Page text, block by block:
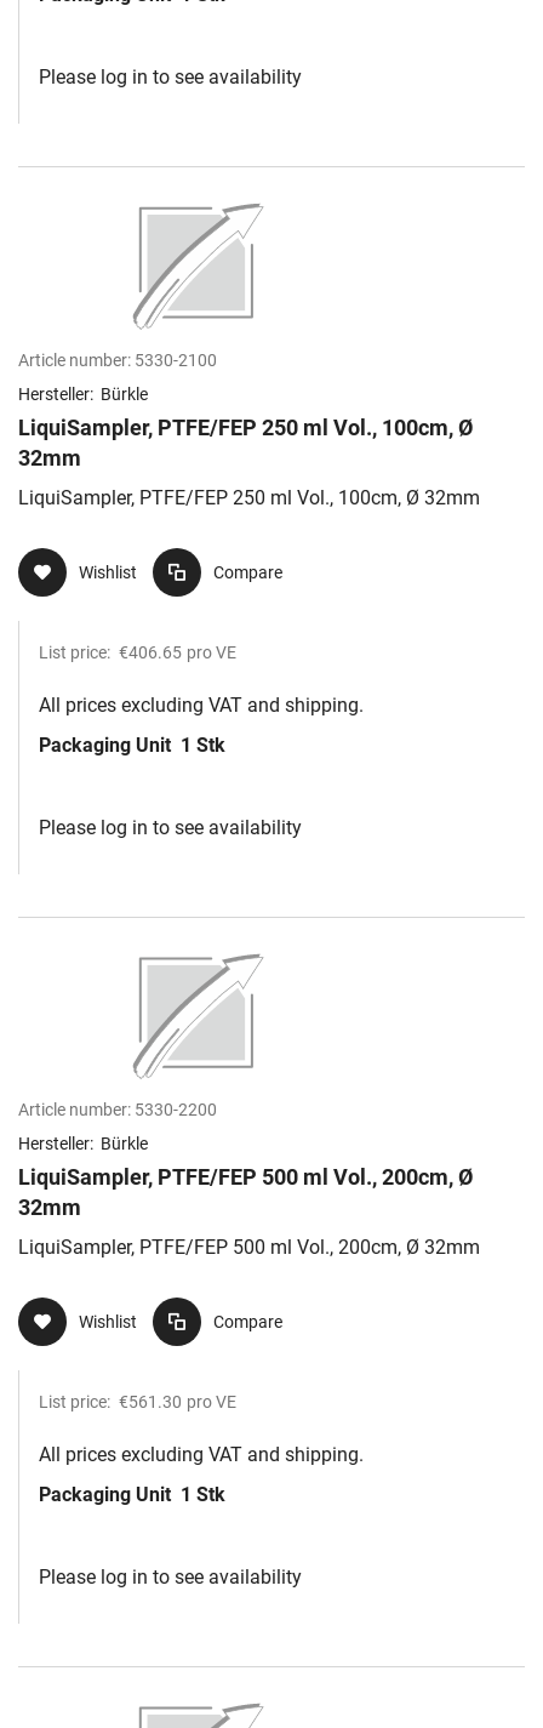
Please log in to see availability
Article number: 5330-2100
Hersteller: Bürkle
LiquiSampler, PTFE/FEP 250 ml Vol., 100cm, Ø
32mm
LiquiSampler, PTFE/FEP 250 ml Vol., 100cm, Ø 32mm
Wishlist Compare
List price: €406.65 pro VE
All prices excluding VAT and shipping.
Packaging Unit 1 Stk
Please log in to see availability
Article number: 5330-2200
Hersteller: Bürkle
LiquiSampler, PTFE/FEP 500 ml Vol., 200cm, Ø
32mm
LiquiSampler, PTFE/FEP 500 ml Vol., 200cm, Ø 32mm
Wishlist Compare
List price: €561.30 pro VE
All prices excluding VAT and shipping.
Packaging Unit 1 Stk
Please log in to see availability